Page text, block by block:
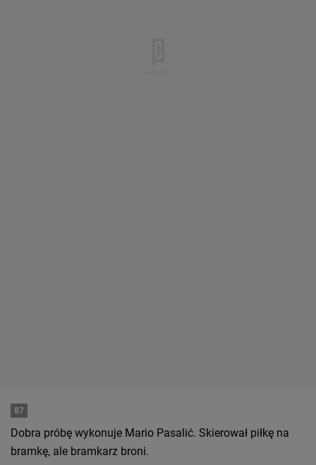
87
Dobra próbę wykonuje Mario Pasalić. Skierował piłkę na
bramkę, ale bramkarz broni.